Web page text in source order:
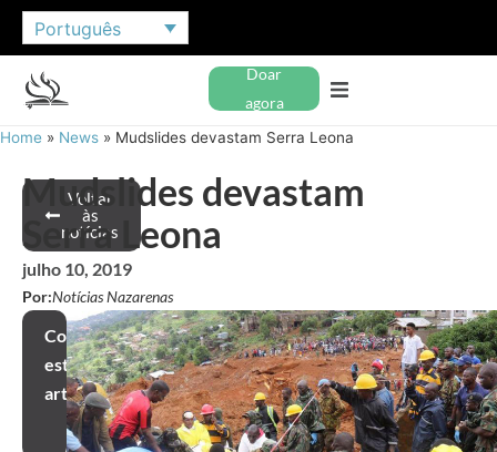
Português
Doar
agora
Home » News » Mudslides devastam Serra Leona
Voltar
às
notícias
Mudslides devastam
Serra Leona
julho 10, 2019
Por:Notícias Nazarenas
Compartilhar
este
artigo